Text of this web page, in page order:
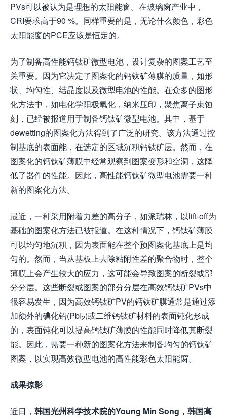
PVs可以被认为是理想的太阳能窗。在玻璃窗产业中，
CRI要求高于90 %。同样重要的是，无论什么颜色，彩色
太阳能窗的PCE应该是恒定的。
为了制备高性能钙钛矿微型电池，设计复杂的图案工艺至
关重要。因为它决定了图案化的钙钛矿薄膜的质量，如形
状、均匀性、结晶度以及微型电池的性能。在众多的图形
化方法中，如电化学阳极氧化，纳米压印，聚焦离子束蚀
刻，已经被报道用于制备钙钛矿微型电池。其中，基于
dewetting的图案化方法得到了广泛的研究。该方法通过控
制基底的表面能，在选定的区域沉积钙钛矿层。然而，在
图案化的钙钛矿薄膜中经常观察到图案变形和空洞，这降
低了器件的性能。因此，高性能钙钛矿微型电池需要一种
新的图案化方法。
最近，一种采用附着力差的高分子，如派瑞林，以lift-off为
基础的图案化方法已被报道。在这种情况下，钙钛矿薄膜
可以均匀地沉积，因为表面能在整个预图案化基底上是均
匀的。然而，当从基板上去除粘附性差的聚合物时，整个
薄膜上会产生较大的应力，这可能会导致图案的断裂或部
分分层。这些断裂或图案的部分分层在高效钙钛矿PVs中
很容易发生，因为高效钙钛矿PV的钙钛矿膜通常是通过添
加额外的碘化铅(PbI2)或二维钙钛矿材料的表面钝化形成
的，表面钝化可以提高钙钛矿薄膜的性能同时降低其断裂
能。因此，需要一种新的图案化方法来制备均匀的钙钛矿
图案，以实现高效微型电池的高性能彩色太阳能窗。
成果掠影
近日， 韩国光州科学技术院的Young Min Song ，韩国高